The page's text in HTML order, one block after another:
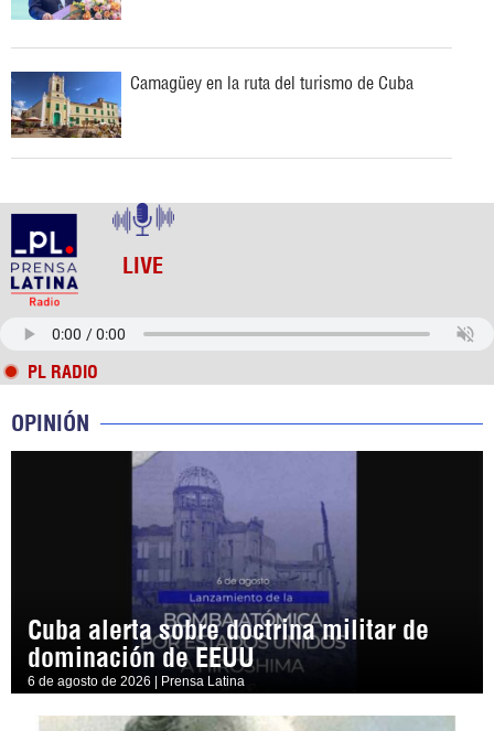
Camagüey en la ruta del turismo de Cuba
LIVE
PL RADIO
OPINIÓN
Cuba alerta sobre doctrina militar de
dominación de EEUU
6 de agosto de 2026 | Prensa Latina